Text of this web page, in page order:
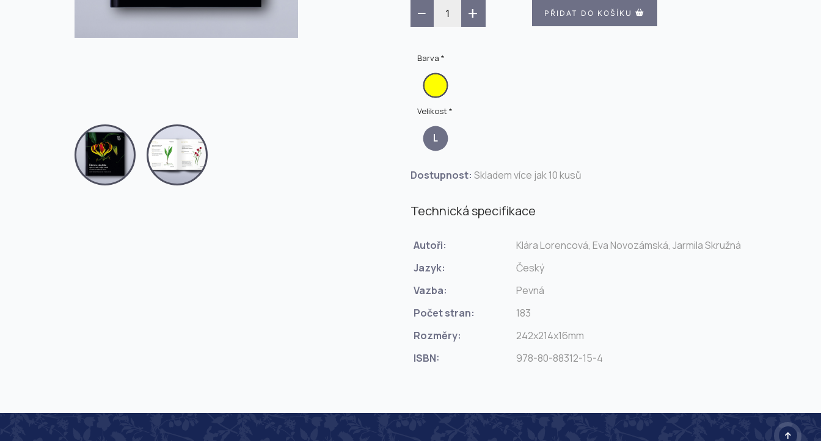
−
+ PŘIDAT DO KOŠÍKU
Barva *
Velikost *
L
Dostupnost: Skladem více jak 10 kusů
Technická specifikace
Autoři:
Klára Lorencová, Eva Novozámská, Jarmila Skružná
Jazyk:
Český
Vazba:
Pevná
Počet stran:
183
Rozměry:
242x214x16mm
ISBN:
978-80-88312-15-4